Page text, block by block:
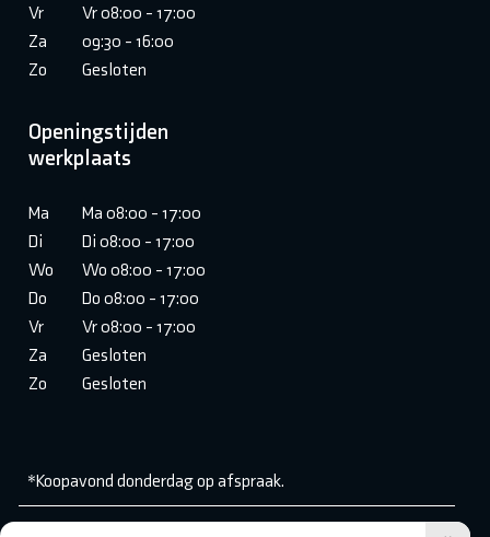
Vr
Vr 08:00 - 17:00
Za
09:30 - 16:00
Zo
Gesloten
Openingstijden
werkplaats
Ma
Ma 08:00 - 17:00
Di
Di 08:00 - 17:00
Wo
Wo 08:00 - 17:00
Do
Do 08:00 - 17:00
Vr
Vr 08:00 - 17:00
Za
Gesloten
Zo
Gesloten
*Koopavond donderdag op afspraak.